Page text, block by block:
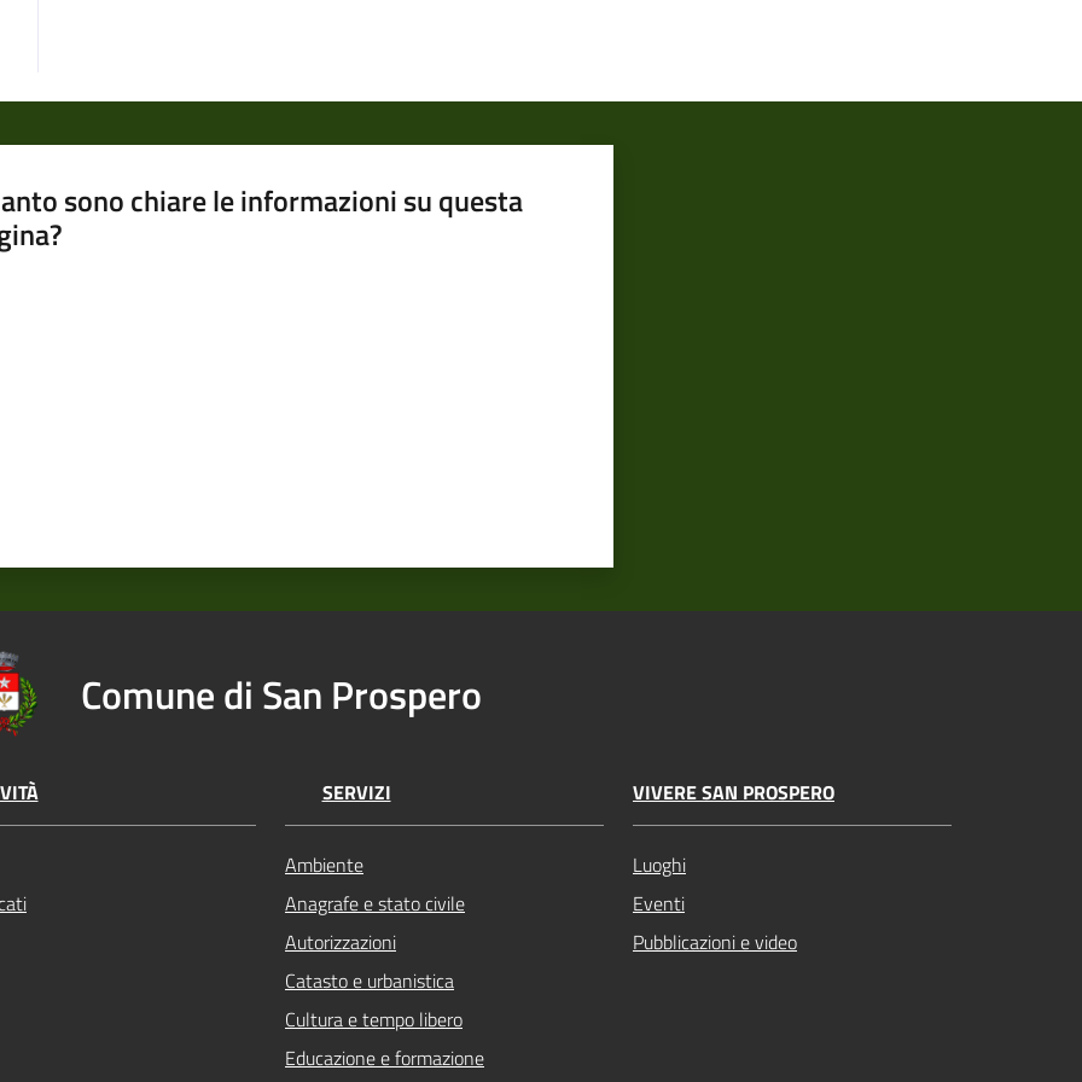
sono chiare le informazioni su questa
Comune di San Prospero
SERVIZI
Ambiente
Anagrafe e stato civile
Autorizzazioni
Catasto e urbanistica
Cultura e tempo libero
Educazione e formazione
VIVERE SAN PROSPERO
Luoghi
Eventi
Pubblicazioni e video